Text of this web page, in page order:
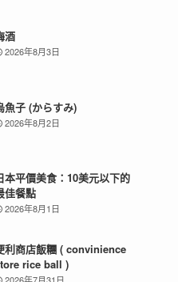
酒
2026年8月3日
魚子 (からすみ)
2026年8月2日
本平價美食：10美元以下的
佳餐點
2026年8月1日
利商店飯糰 ( convinience
rice ball )